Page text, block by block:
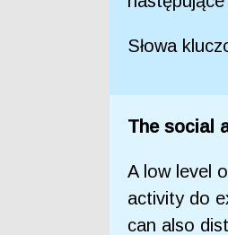
Słowa
The social
A low level
activity do
can also